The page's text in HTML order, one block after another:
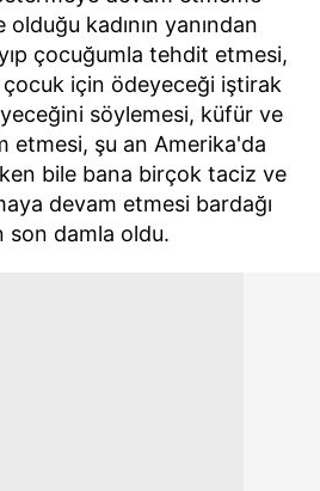
kadının yanından
çocuğumla tehdit etmesi,
için ödeyeceği iştirak
söylemesi, küfür ve
etmesi, şu an Amerika'da
bile bana birçok taciz ve
devam etmesi bardağı
son damla oldu.